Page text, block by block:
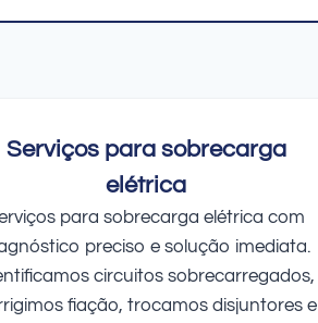
Serviços para sobrecarga
elétrica
para sobrecarga elétrica com
preciso e solução imediata.
circuitos sobrecarregados,
fiação, trocamos disjuntores e